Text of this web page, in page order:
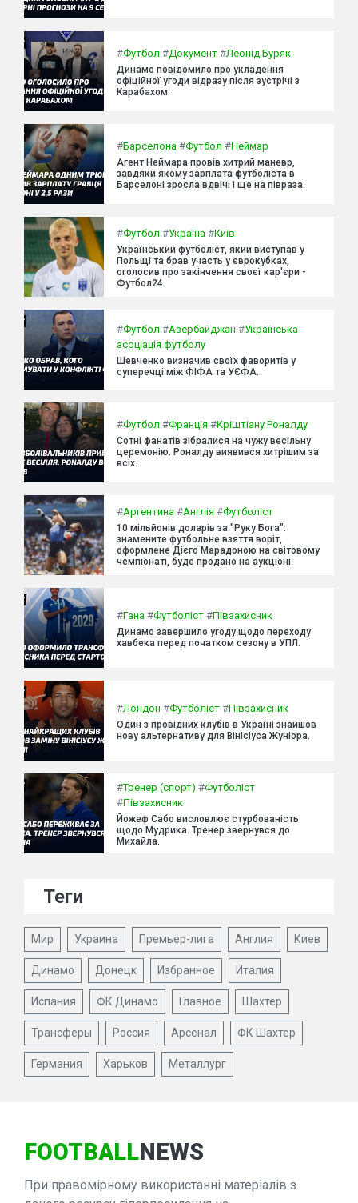
#Футбол #Документ #Леонід Буряк
Динамо повідомило про укладення
офіційної угоди відразу після зустрічі з
Карабахом.
#Барселона #Футбол #Неймар
Агент Неймара провів хитрий маневр,
завдяки якому зарплата футболіста в
Барселоні зросла вдвічі і ще на півраза.
#Футбол #Україна #Київ
Український футболіст, який виступав у
Польщі та брав участь у єврокубках,
оголосив про закінчення своєї кар'єри -
Футбол24.
#Футбол #Азербайджан #Українська
асоціація футболу
Шевченко визначив своїх фаворитів у
суперечці між ФІФА та УЄФА.
#Футбол #Франція #Кріштіану Роналду
Сотні фанатів зібралися на чужу весільну
церемонію. Роналду виявився хитрішим за
всіх.
#Аргентина #Англія #Футболіст
10 мільйонів доларів за "Руку Бога":
знамените футбольне взяття воріт,
оформлене Дієго Марадоною на світовому
чемпіонаті, буде продано на аукціоні.
#Гана #Футболіст #Півзахисник
Динамо завершило угоду щодо переходу
хавбека перед початком сезону в УПЛ.
#Лондон #Футболіст #Півзахисник
Один з провідних клубів в Україні знайшов
нову альтернативу для Вінісіуса Жуніора.
#Тренер (спорт) #Футболіст
#Півзахисник
Йожеф Сабо висловлює стурбованість
щодо Мудрика. Тренер звернувся до
Михайла.
Теги
Мир Украина Премьер-лига Англия Киев
Динамо Донецк Избранное Италия
Испания ФК Динамо Главное Шахтер
Трансферы Россия Арсенал ФК Шахтер
Германия Харьков Металлург
FOOTBALLNEWS
При правомірному використанні матеріалів з